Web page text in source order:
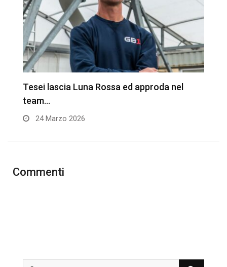
Tesei lascia Luna Rossa ed approda nel
team…
24 Marzo 2026
Commenti